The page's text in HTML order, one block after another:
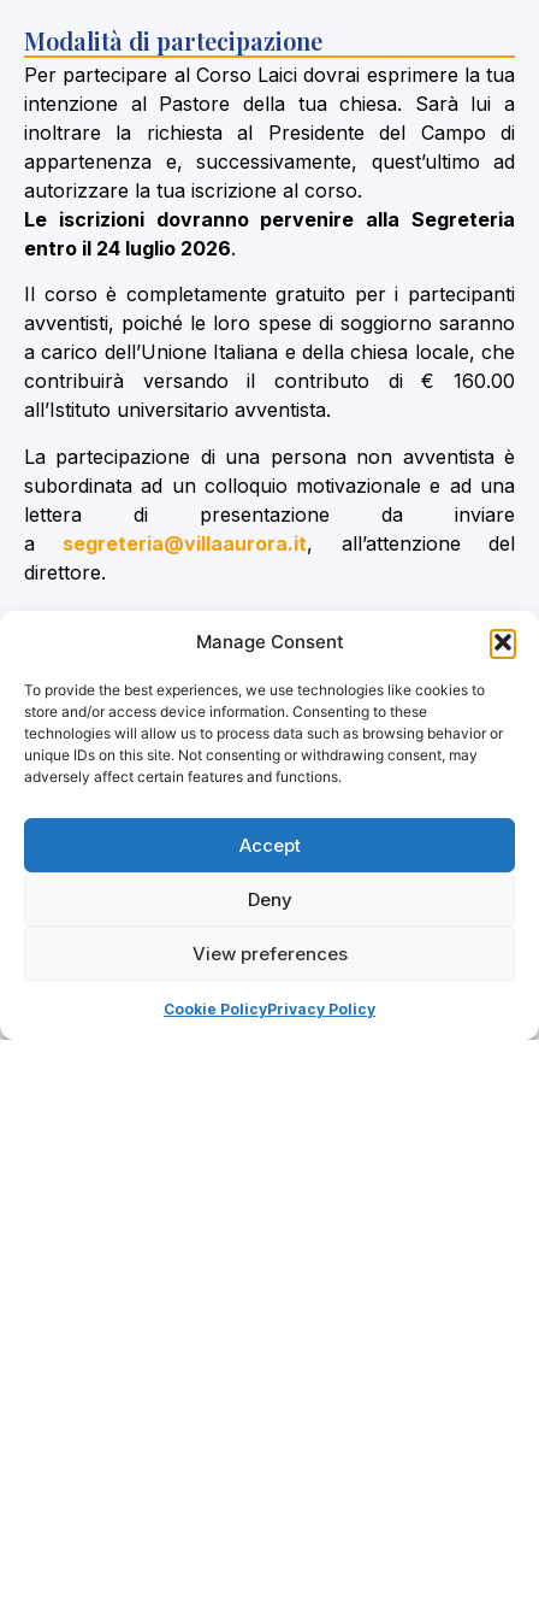
Manage Consent
To provide the best experiences, we use technologies like cookies to
store and/or access device information. Consenting to these
technologies will allow us to process data such as browsing behavior or
unique IDs on this site. Not consenting or withdrawing consent, may
adversely affect certain features and functions.
Accept
Deny
View preferences
Cookie PolicyPrivacy Policy
Modalità di partecipazione
Per partecipare al Corso Laici dovrai esprimere la tua
intenzione al Pastore della tua chiesa. Sarà lui a
inoltrare la richiesta al Presidente del Campo di
appartenenza e, successivamente, quest’ultimo ad
autorizzare la tua iscrizione al corso.
Le iscrizioni dovranno pervenire alla Segreteria
entro il 24 luglio 2026.
Il corso è completamente gratuito per i partecipanti
avventisti, poiché le loro spese di soggiorno saranno
a carico dell’Unione Italiana e della chiesa locale, che
contribuirà versando il contributo di € 160.00
all’Istituto universitario avventista.
La partecipazione di una persona non avventista è
subordinata ad un colloquio motivazionale e ad una
lettera di presentazione da inviare
a segreteria@villaaurora.it, all’attenzione del
direttore.
provenienti da altre unioni o federazioni. In tal caso,
provenienza.
Iscrizioni
Corsisti avventisti